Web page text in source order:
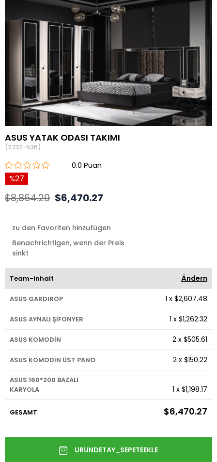
ASUS YATAK ODASI TAKIMI
(2732-536)
0.0
27
$8,864.29 $6,470.27
zu den Favoriten hinzufügen
Benachrichtigen, wenn der Preis
sinkt
Team-Inhalt Ändern
ASUS GARDIROP 1 x $2,607.48
ASUS AYNALI ŞİFONYER 1 x $1,262.32
ASUS KOMODİN 2 x $505.61
ASUS KOMODİN ÜST PANO 2 x $150.22
ASUS 160*200 BAZALI
KARYOLA
1 x $1,198.17
GESAMT $6,470.27